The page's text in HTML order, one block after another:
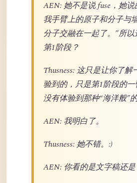
AEN: 她不是说 fuse，她
我手臂上的原子和分子与
分子交融在一起了。”所
第1阶段？
Thusness: 这只是让你了
验到的，只是第1阶段的
没有体验到那种“海洋般”的
AEN: 我明白了。
Thusness: 她不错。:)
AEN: 你看的是文字稿还是